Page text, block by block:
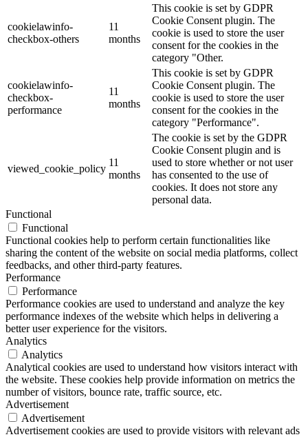
cookielawinfo-
checkbox-others
11
months
This cookie is set by GDPR
Cookie Consent plugin. The
cookie is used to store the user
consent for the cookies in the
category "Other.
cookielawinfo-
checkbox-
performance
11
months
This cookie is set by GDPR
Cookie Consent plugin. The
cookie is used to store the user
consent for the cookies in the
category "Performance".
viewed_cookie_policy
11
months
The cookie is set by the GDPR
Cookie Consent plugin and is
used to store whether or not user
has consented to the use of
cookies. It does not store any
personal data.
Functional
Functional
Functional cookies help to perform certain functionalities like
sharing the content of the website on social media platforms, collect
feedbacks, and other third-party features.
Performance
Performance
Performance cookies are used to understand and analyze the key
performance indexes of the website which helps in delivering a
better user experience for the visitors.
Analytics
Analytics
Analytical cookies are used to understand how visitors interact with
the website. These cookies help provide information on metrics the
number of visitors, bounce rate, traffic source, etc.
Advertisement
Advertisement
Advertisement cookies are used to provide visitors with relevant ads